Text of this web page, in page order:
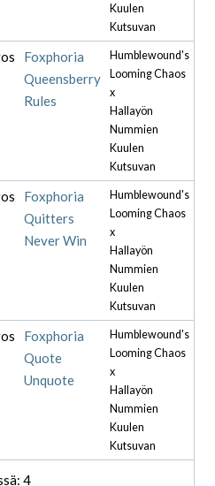
Kuulen
Kutsuvan
Foxphoria
Queensberry
Rules
Humblewound's
Looming Chaos
x
Hallayön
Nummien
Kuulen
Kutsuvan
Foxphoria
Quitters
Never Win
Humblewound's
Looming Chaos
x
Hallayön
Nummien
Kuulen
Kutsuvan
Foxphoria
Quote
Unquote
Humblewound's
Looming Chaos
x
Hallayön
Nummien
Kuulen
Kutsuvan
4